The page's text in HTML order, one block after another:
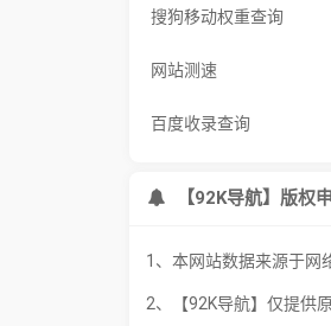
搜狗移动权重查询
网站测速
百度收录查询
【92K导航】版权
1、本网站数据来源于网
2、【92K导航】仅提供